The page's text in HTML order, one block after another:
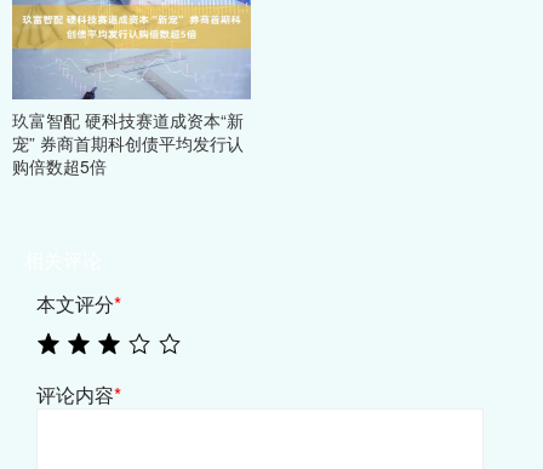
玖富智配 硬科技赛道成资本“新
宠” 券商首期科创债平均发行认
购倍数超5倍
本文评分*
评论内容*